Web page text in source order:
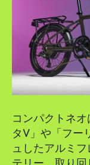
コンパクトネ
タV」や「フー
ュしたアルミ